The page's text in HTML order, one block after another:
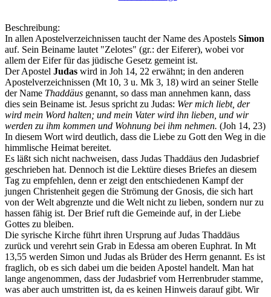
Beschreibung:
In allen Apostelverzeichnissen taucht der Name des Apostels Simon
auf. Sein Beiname lautet "Zelotes" (gr.: der Eiferer), wobei vor
allem der Eifer für das jüdische Gesetz gemeint ist.
Der Apostel Judas wird in Joh 14, 22 erwähnt; in den anderen
Apostelverzeichnissen (Mt 10, 3 u. Mk 3, 18) wird an seiner Stelle
der Name Thaddäus genannt, so dass man annehmen kann, dass
dies sein Beiname ist. Jesus spricht zu Judas: Wer mich liebt, der
wird mein Word halten; und mein Vater wird ihn lieben, und wir
werden zu ihm kommen und Wohnung bei ihm nehmen. (Joh 14, 23)
In diesem Wort wird deutlich, dass die Liebe zu Gott den Weg in die
himmlische Heimat bereitet.
Es läßt sich nicht nachweisen, dass Judas Thaddäus den Judasbrief
geschrieben hat. Dennoch ist die Lektüre dieses Briefes an diesem
Tag zu empfehlen, denn er zeigt den entschiedenen Kampf der
jungen Christenheit gegen die Strömung der Gnosis, die sich hart
von der Welt abgrenzte und die Welt nicht zu lieben, sondern nur zu
hassen fähig ist. Der Brief ruft die Gemeinde auf, in der Liebe
Gottes zu bleiben.
Die syrische Kirche führt ihren Ursprung auf Judas Thaddäus
zurück und verehrt sein Grab in Edessa am oberen Euphrat. In Mt
13,55 werden Simon und Judas als Brüder des Herrn genannt. Es ist
fraglich, ob es sich dabei um die beiden Apostel handelt. Man hat
lange angenommen, dass der Judasbrief vom Herrenbruder stamme,
was aber auch umstritten ist, da es keinen Hinweis darauf gibt. Wir